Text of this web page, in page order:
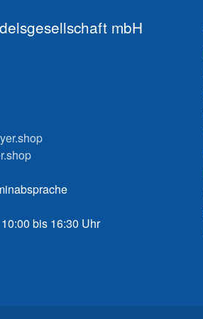
mbH
bis 16:30 Uhr